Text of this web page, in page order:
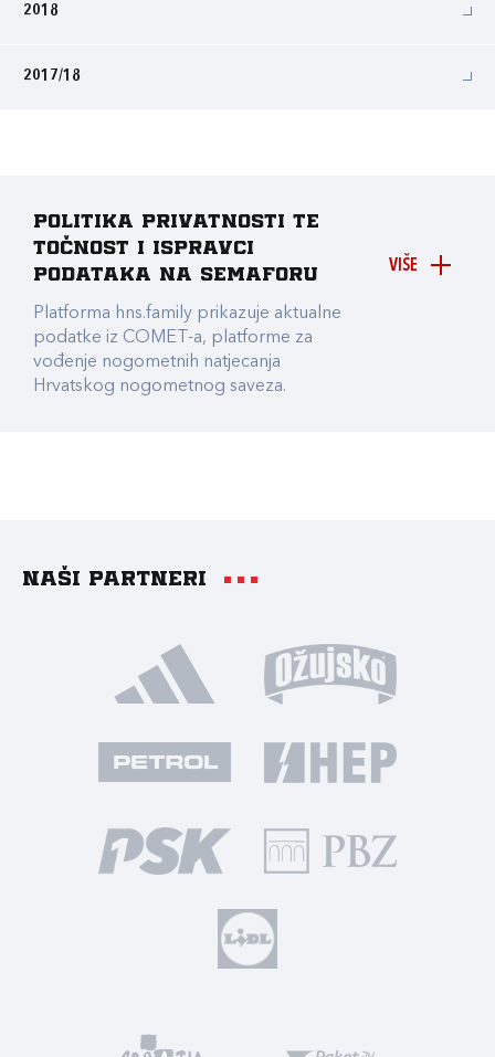
2018
2017/18
VIŠE
Politika privatnosti te
točnost i ispravci
podataka na Semaforu
Platforma hns.family prikazuje aktualne
podatke iz COMET-a, platforme za
vođenje nogometnih natjecanja
Hrvatskog nogometnog saveza.
Naši partneri